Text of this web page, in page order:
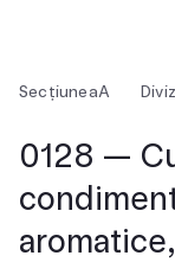
SecțiuneaA
0128 —